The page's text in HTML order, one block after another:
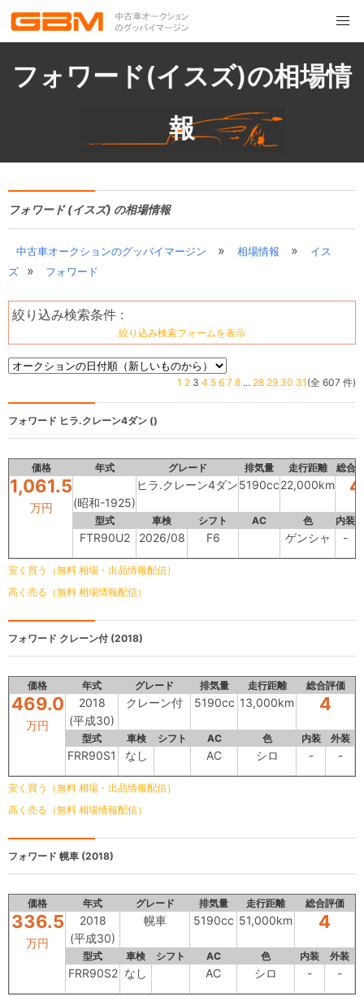
フォワード(イスズ)の相場情
報
フォワード (イスズ) の相場情報
中古車オークションのグッバイマージン » 相場情報 »
イス
ズ
» フォワード
絞り込み検索条件 :
絞り込み検索フォームを表示
1 2 3 4 5 6 7 8 ... 28 29 30 31 (全 607 件)
フォワード ヒラ.クレーン4ダン ()
価格 年式 グレード 排気量 走行距離 総合
1,061.5
万円 (昭和-1925)
ヒラ.クレーン4ダン5190cc22,000km 4
型式 車検 シフト AC 色 内装
FTR90U2 2026/08 F6 ゲンシャ -
安く買う（無料 相場・出品情報配信）
高く売る（無料 相場情報配信）
フォワード クレーン付 (2018)
価格 年式 グレード 排気量 走行距離 総合評価
469.0
万円
2018
(平成30)
クレーン付 5190cc 13,000km 4
型式 車検 シフト AC 色 内装 外装
FRR90S1 なし AC シロ - -
安く買う（無料 相場・出品情報配信）
高く売る（無料 相場情報配信）
フォワード 幌車 (2018)
価格 年式 グレード 排気量 走行距離 総合評価
336.5
万円
2018
(平成30)
幌車 5190cc 51,000km 4
型式 車検 シフト AC 色 内装 外装
FRR90S2 なし AC シロ - -